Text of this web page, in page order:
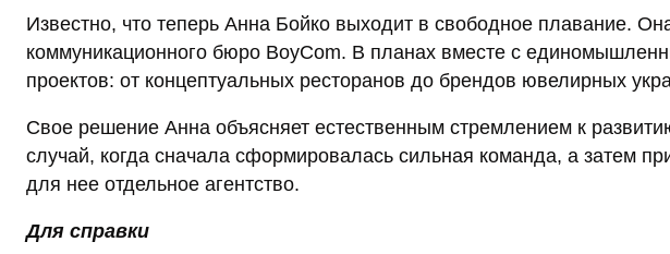
Известно, что теперь Анна Бойко выходит в свободное плавание.
коммуникационного бюро BoyCom. В планах вместе с
проектов: от концептуальных ресторанов до брендов ювелирных
Свое решение Анна объясняет естественным стремлением к
случай, когда сначала сформировалась сильная команда, а затем
для нее отдельное агентство.
Для справки